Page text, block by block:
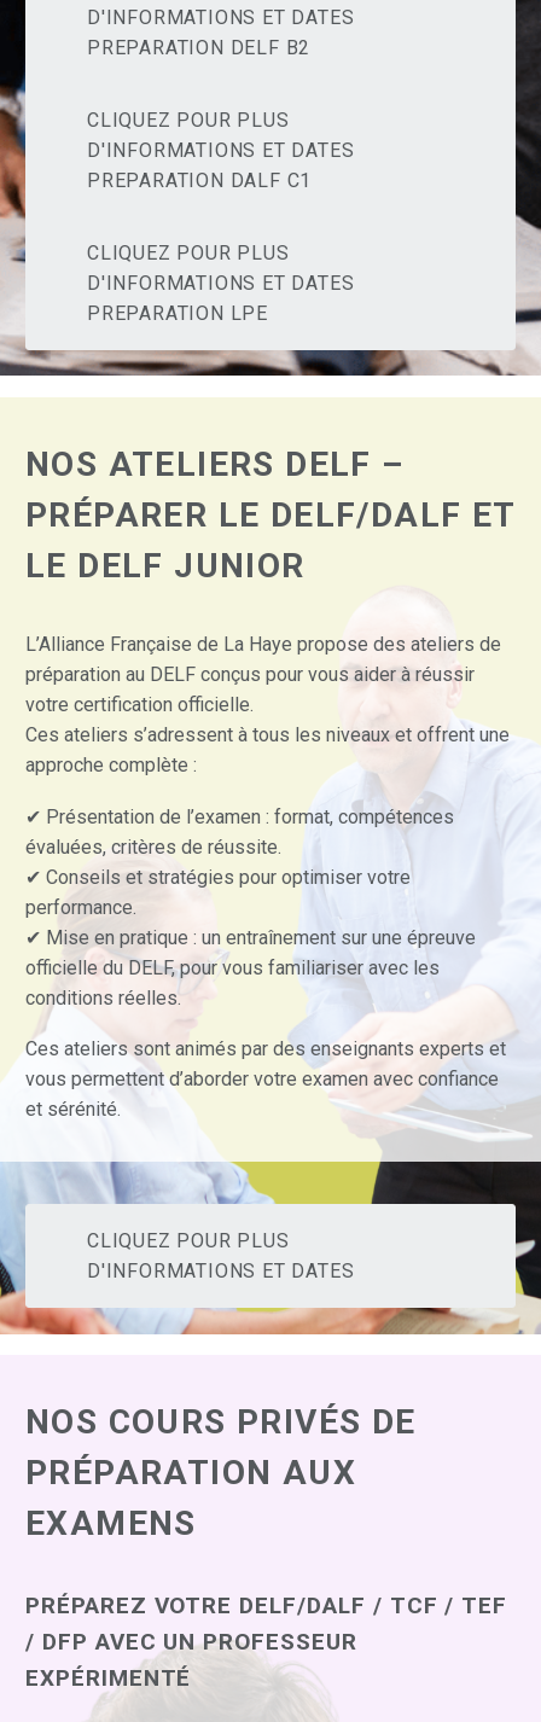
D'INFORMATIONS ET DATES
PREPARATION DELF B2
CLIQUEZ POUR PLUS
D'INFORMATIONS ET DATES
PREPARATION DALF C1
CLIQUEZ POUR PLUS
D'INFORMATIONS ET DATES
PREPARATION LPE
NOS ATELIERS DELF –
PRÉPARER LE DELF/DALF ET
LE DELF JUNIOR
L’Alliance Française de La Haye propose des ateliers de
préparation au DELF conçus pour vous aider à réussir
votre certification officielle.
Ces ateliers s’adressent à tous les niveaux et offrent une
approche complète :
✔ Présentation de l’examen : format, compétences
évaluées, critères de réussite.
✔ Conseils et stratégies pour optimiser votre
performance.
✔ Mise en pratique : un entraînement sur une épreuve
officielle du DELF, pour vous familiariser avec les
conditions réelles.
Ces ateliers sont animés par des enseignants experts et
vous permettent d’aborder votre examen avec confiance
et sérénité.
CLIQUEZ POUR PLUS
D'INFORMATIONS ET DATES
NOS COURS PRIVÉS DE
PRÉPARATION AUX
EXAMENS
PRÉPAREZ VOTRE DELF/DALF / TCF / TEF
/ DFP AVEC UN PROFESSEUR
EXPÉRIMENTÉ